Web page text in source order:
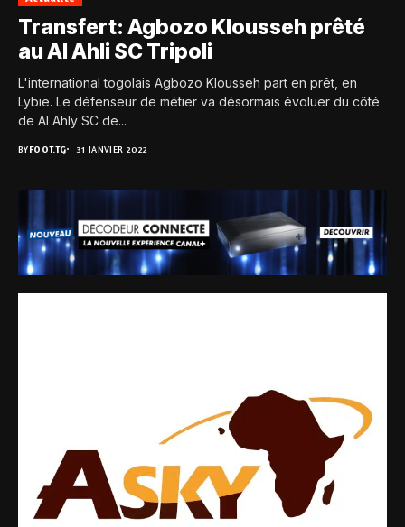
Transfert: Agbozo Klousseh prêté
au Al Ahli SC Tripoli
L'international togolais Agbozo Klousseh part en prêt, en
Lybie. Le défenseur de métier va désormais évoluer du côté
de Al Ahly SC de...
BYFOOT.TG 31 JANVIER 2022